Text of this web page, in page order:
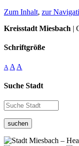
Zum Inhalt, zur
Kreisstadt Miesbach |
Schriftgröße
A A A
Suche Stadt
suchen